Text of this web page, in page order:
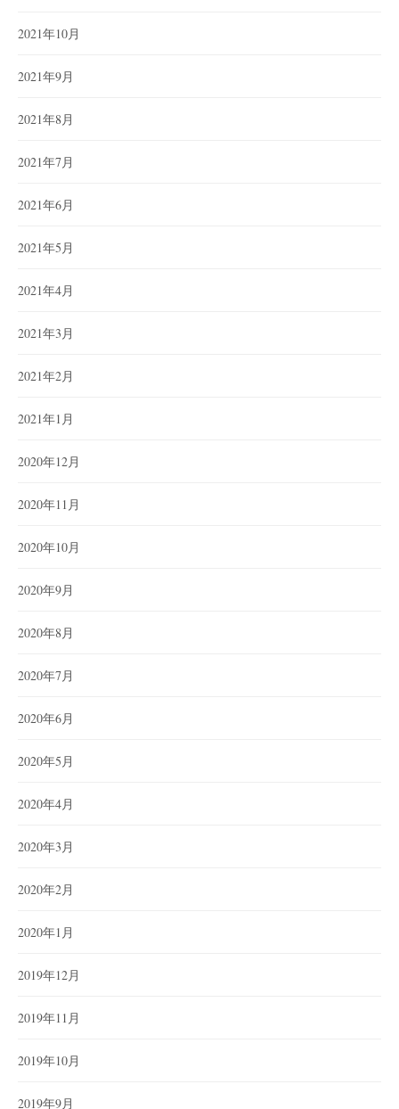
2021年10月
2021年9月
2021年8月
2021年7月
2021年6月
2021年5月
2021年4月
2021年3月
2021年2月
2021年1月
2020年12月
2020年11月
2020年10月
2020年9月
2020年8月
2020年7月
2020年6月
2020年5月
2020年4月
2020年3月
2020年2月
2020年1月
2019年12月
2019年11月
2019年10月
2019年9月